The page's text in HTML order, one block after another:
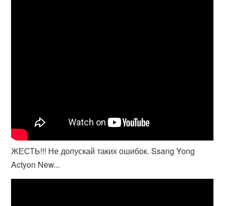
ЖЕСТЬ!!! Не допускай таких ошибок. Ssang Yong
Actyon New...